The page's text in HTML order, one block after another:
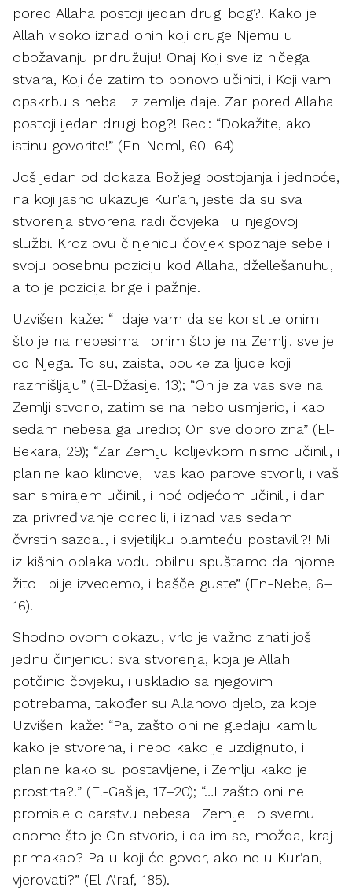
pored Allaha postoji ijedan drugi bog?! Kako je
Allah visoko iznad onih koji druge Njemu u
obožavanju pridružuju! Onaj Koji sve iz ničega
stvara, Koji će zatim to ponovo učiniti, i Koji vam
opskrbu s neba i iz zemlje daje. Zar pored Allaha
postoji ijedan drugi bog?! Reci: “Dokažite, ako
istinu govorite!” (En-Neml, 60–64)
Još jedan od dokaza Božijeg postojanja i jednoće,
na koji jasno ukazuje Kur’an, jeste da su sva
stvorenja stvorena radi čovjeka i u njegovoj
službi. Kroz ovu činjenicu čovjek spoznaje sebe i
svoju posebnu poziciju kod Allaha, džellešanuhu,
a to je pozicija brige i pažnje.
Uzvišeni kaže: “I daje vam da se koristite onim
što je na nebesima i onim što je na Zemlji, sve je
od Njega. To su, zaista, pouke za ljude koji
razmišljaju” (El-Džasije, 13); “On je za vas sve na
Zemlji stvorio, zatim se na nebo usmjerio, i kao
sedam nebesa ga uredio; On sve dobro zna” (El-
Bekara, 29); “Zar Zemlju kolijevkom nismo učinili, i
planine kao klinove, i vas kao parove stvorili, i vaš
san smirajem učinili, i noć odjećom učinili, i dan
za privređivanje odredili, i iznad vas sedam
čvrstih sazdali, i svjetiljku plamteću postavili?! Mi
iz kišnih oblaka vodu obilnu spuštamo da njome
žito i bilje izvedemo, i bašče guste” (En-Nebe, 6–
16).
Shodno ovom dokazu, vrlo je važno znati još
jednu činjenicu: sva stvorenja, koja je Allah
potčinio čovjeku, i uskladio sa njegovim
potrebama, također su Allahovo djelo, za koje
Uzvišeni kaže: “Pa, zašto oni ne gledaju kamilu
kako je stvorena, i nebo kako je uzdignuto, i
planine kako su postavljene, i Zemlju kako je
prostrta?!” (El-Gašije, 17–20); “…I zašto oni ne
promisle o carstvu nebesa i Zemlje i o svemu
onome što je On stvorio, i da im se, možda, kraj
primakao? Pa u koji će govor, ako ne u Kur’an,
vjerovati?” (El-A’raf, 185).